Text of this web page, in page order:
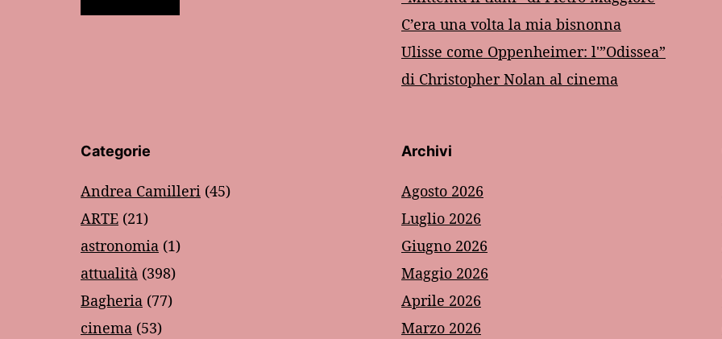
C’era una volta la mia bisnonna
Ulisse come Oppenheimer: l'”Odissea”
di Christopher Nolan al cinema
Categorie
Andrea Camilleri (45)
ARTE (21)
astronomia (1)
attualità (398)
Bagheria (77)
cinema (53)
Archivi
Agosto 2026
Luglio 2026
Giugno 2026
Maggio 2026
Aprile 2026
Marzo 2026